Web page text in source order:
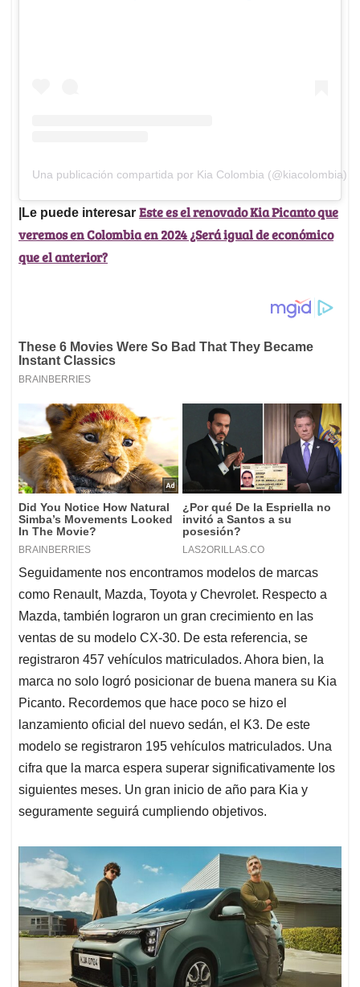
Una publicación compartida por Kia Colombia (@kiacolombia)
|Le puede interesar Este es el renovado Kia Picanto que
veremos en Colombia en 2024 ¿Será igual de económico
que el anterior?
Seguidamente nos encontramos modelos de marcas
como Renault, Mazda, Toyota y Chevrolet. Respecto a
Mazda, también lograron un gran crecimiento en las
ventas de su modelo CX-30. De esta referencia, se
registraron 457 vehículos matriculados. Ahora bien, la
marca no solo logró posicionar de buena manera su Kia
Picanto. Recordemos que hace poco se hizo el
lanzamiento oficial del nuevo sedán, el K3. De este
modelo se registraron 195 vehículos matriculados. Una
cifra que la marca espera superar significativamente los
siguientes meses. Un gran inicio de año para Kia y
seguramente seguirá cumpliendo objetivos.